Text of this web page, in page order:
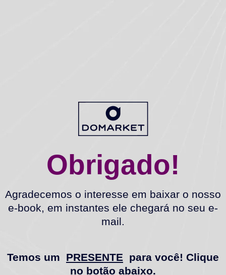
Obrigado!
Agradecemos o interesse em baixar o nosso
e-book, em instantes ele chegará no seu e-
mail.
Temos um PRESENTE para você! Clique
no botão abaixo.